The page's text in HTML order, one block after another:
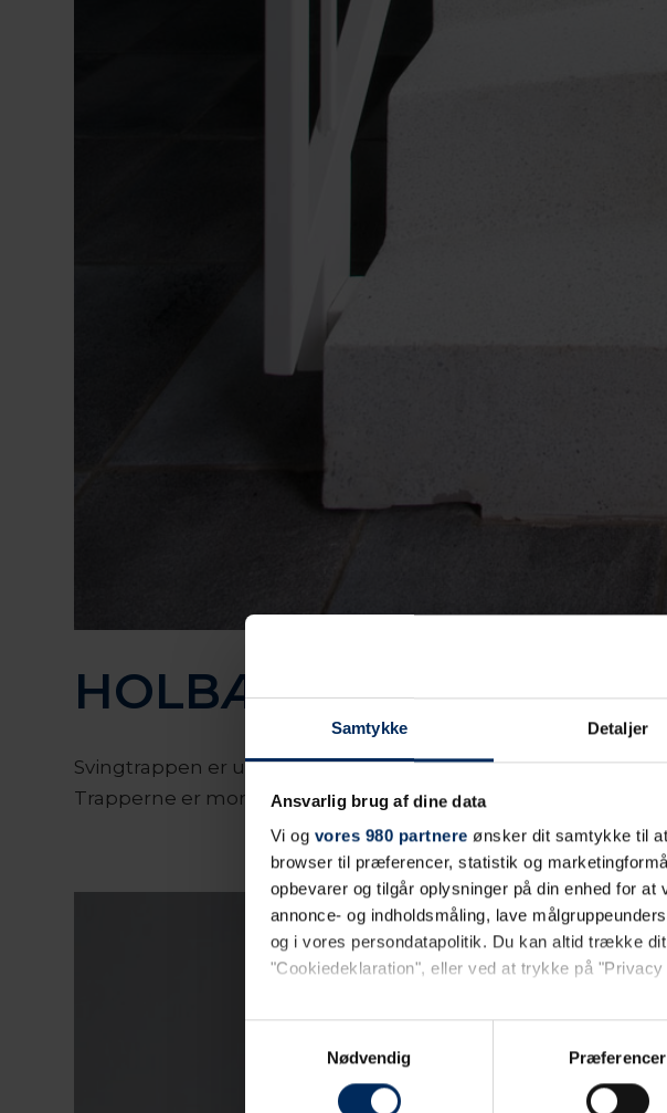
Samtykke Detaljer
Ansvarlig brug af dine data
Vi og vores 980 partnere ønsker dit samtykke til
browser til præferencer, statistik og
opbevarer og tilgår oplysninger på din enhed for
annonce- og indholdsmåling, lave
og i vores persondatapolitik. Du kan altid trække
"Cookiedeklaration", eller ved at trykke på
Dine valg anvendes på hele websitet.
opdage uhensigtsmæssigheder på sitet, såsom døde
Nødvendig
Præferencer
HOLBÆK KASERNE
Svingtrappen er udført i lys terrazzo med norsk calsit (recept
Trapperne er monteret med type A1 gelændere.